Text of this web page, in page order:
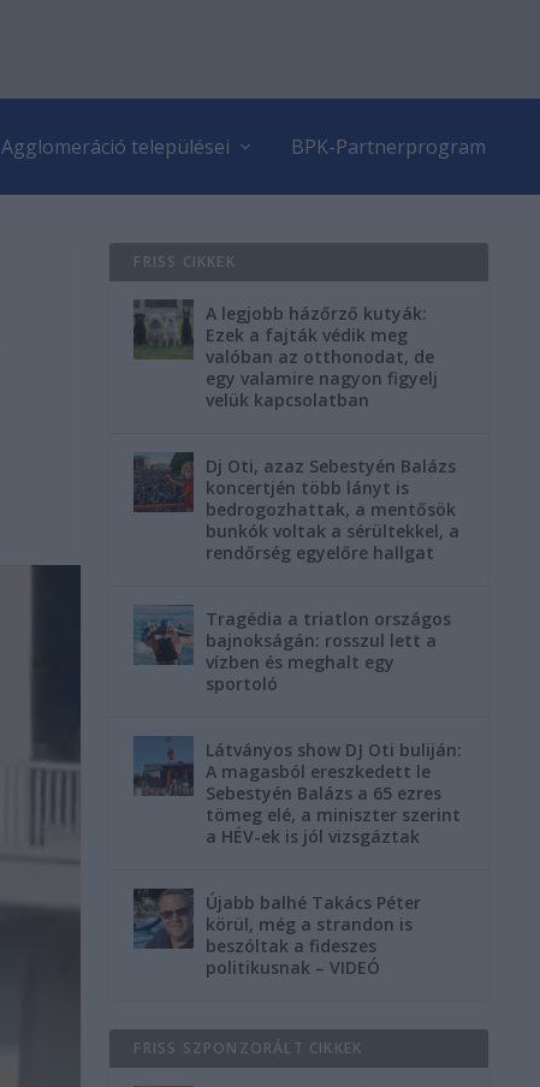
Agglomeráció települései BPK-Partnerprogram
FRISS CIKKEK
A legjobb házőrző kutyák:
Ezek a fajták védik meg
valóban az otthonodat, de
egy valamire nagyon figyelj
velük kapcsolatban
Dj Oti, azaz Sebestyén Balázs
koncertjén több lányt is
bedrogozhattak, a mentősök
bunkók voltak a sérültekkel, a
rendőrség egyelőre hallgat
Tragédia a triatlon országos
bajnokságán: rosszul lett a
vízben és meghalt egy
sportoló
Látványos show DJ Oti buliján:
A magasból ereszkedett le
Sebestyén Balázs a 65 ezres
tömeg elé, a miniszter szerint
a HÉV-ek is jól vizsgáztak
Újabb balhé Takács Péter
körül, még a strandon is
beszóltak a fideszes
politikusnak – VIDEÓ
FRISS SZPONZORÁLT CIKKEK